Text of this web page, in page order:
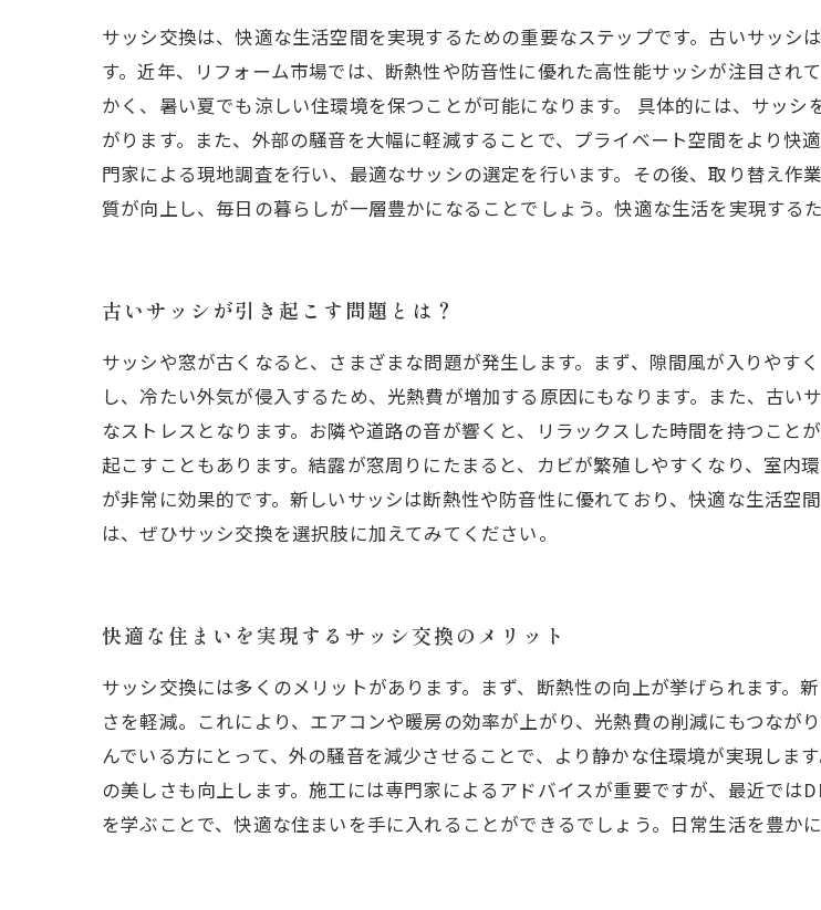
サッシ交換は、快適な生活空間を実現するための重要なステップです。古いサッ
す。近年、リフォーム市場では、断熱性や防音性に優れた高性能サッシが注目され
かく、暑い夏でも涼しい住環境を保つことが可能になります。 具体的には、サッ
がります。また、外部の騒音を大幅に軽減することで、プライベート空間をより快
門家による現地調査を行い、最適なサッシの選定を行います。その後、取り替え作
質が向上し、毎日の暮らしが一層豊かになることでしょう。快適な生活を実現する
古いサッシが引き起こす問題とは？
サッシや窓が古くなると、さまざまな問題が発生します。まず、隙間風が入りやす
し、冷たい外気が侵入するため、光熱費が増加する原因にもなります。また、古
なストレスとなります。お隣や道路の音が響くと、リラックスした時間を持つこと
起こすこともあります。結露が窓周りにたまると、カビが繁殖しやすくなり、室内
が非常に効果的です。新しいサッシは断熱性や防音性に優れており、快適な生活空
は、ぜひサッシ交換を選択肢に加えてみてください。
快適な住まいを実現するサッシ交換のメリット
サッシ交換には多くのメリットがあります。まず、断熱性の向上が挙げられます。
さを軽減。これにより、エアコンや暖房の効率が上がり、光熱費の削減にもつなが
んでいる方にとって、外の騒音を減少させることで、より静かな住環境が実現しま
の美しさも向上します。施工には専門家によるアドバイスが重要ですが、最近では
を学ぶことで、快適な住まいを手に入れることができるでしょう。日常生活を豊か